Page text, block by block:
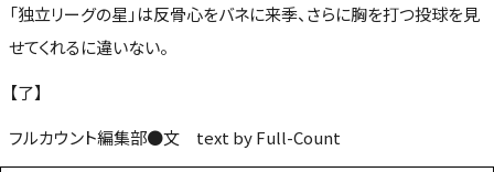
「独立リーグの星」は反骨心をバネに来季、さらに胸を打つ投球を見
せてくれるに違いない。
【了】
フルカウント編集部●文 text by Full-Count